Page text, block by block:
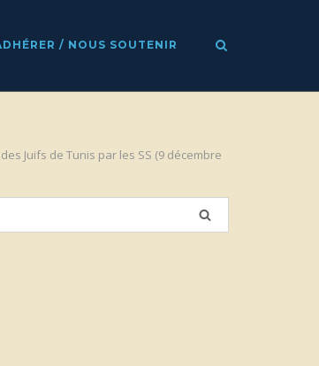
/ NOUS SOUTENIR
Juifs de Tunis par les SS (9 décembre